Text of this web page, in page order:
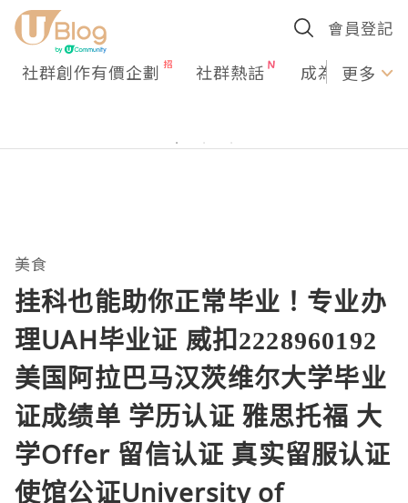
會員登記
社群創作有價企劃 社群熱話 成為U更多
美食
挂科也能助你正常毕业！专业办
理UAH毕业证 威扣2228960192
美国阿拉巴马汉茨维尔大学毕业
证成绩单 学历认证 雅思托福 大
学Offer 留信认证 真实留服认证
使馆公证University of